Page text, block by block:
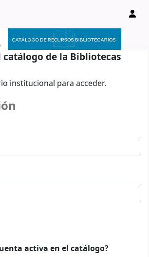
línea
de la Bibliotecas
institucional para acceder.
activa en el catálogo?